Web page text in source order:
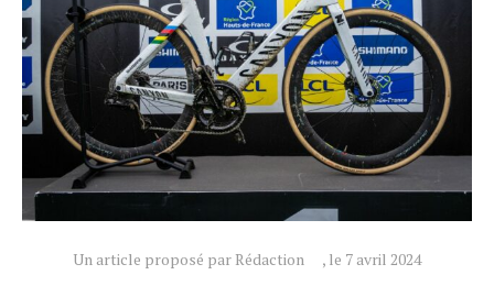
Un article proposé par Rédaction , le 7 avril 2024